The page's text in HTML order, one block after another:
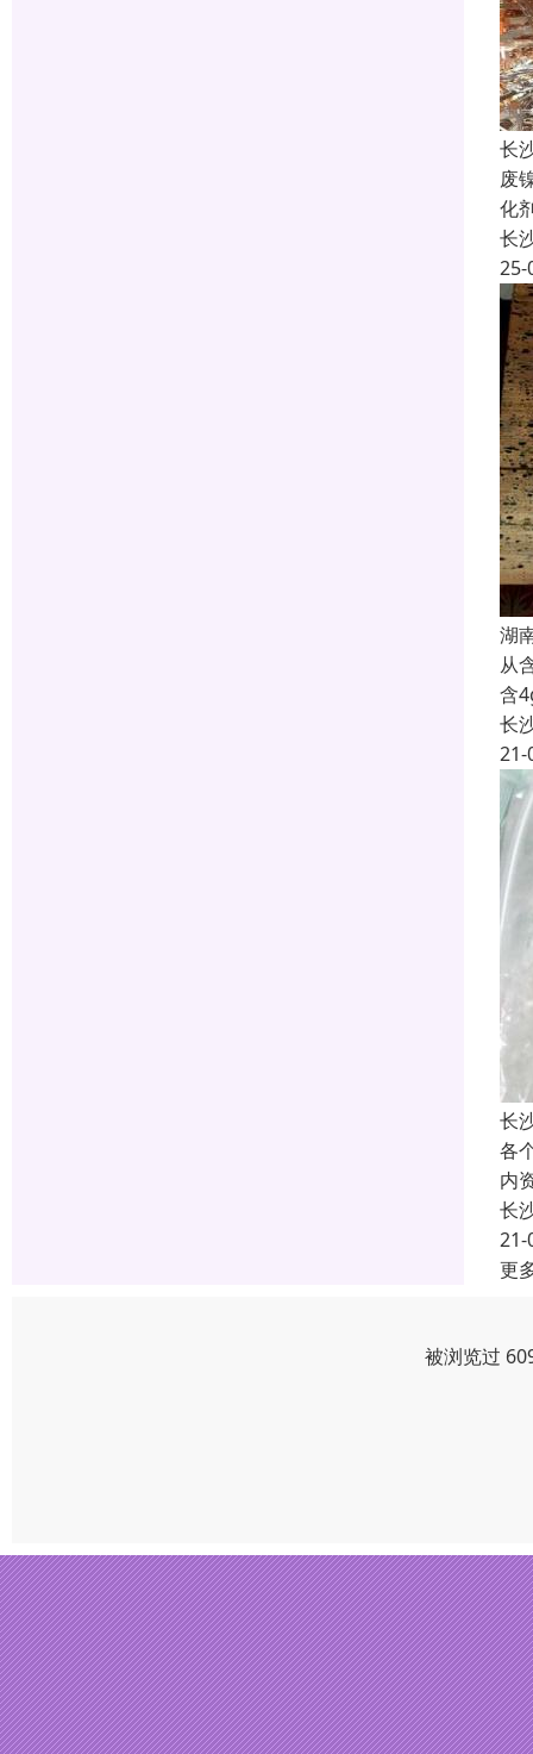
长
废
化
长
25-
湖
从
含
长
21-
长
各
内
长
21-
更
被浏览过